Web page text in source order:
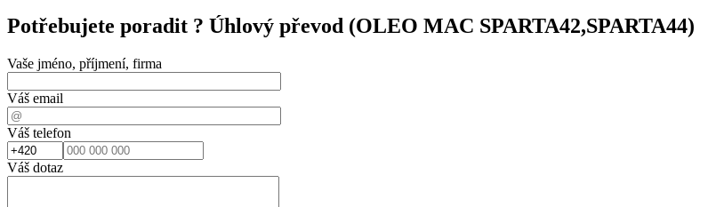
Potřebujete poradit ? Úhlový převod (OLEO MAC SPARTA42,SPARTA44)
Vaše jméno, příjmení, firma
Váš email
Váš telefon
Váš dotaz